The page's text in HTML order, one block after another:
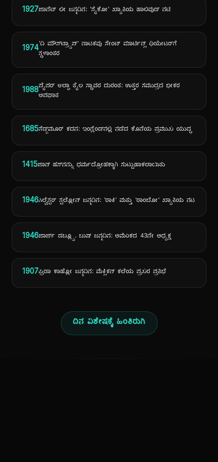
1927ಜಾನೆಟ್ ಲೀ ಜನ್ಮದಿನ: 'ಸೈಕೋ' ಖ್ಯಾತಿಯ ಹಾಲಿವುಡ್ ನಟಿ
1974'ದಿ ಮೌಸ್‌ಟ್ರ್ಯಾಪ್' ನಾಟಕವು ಸೇಂಟ್ ಮಾರ್ಟಿನ್ಸ್ ಥಿಯೇಟರ್‌ಗೆ
ಸ್ಥಳಾಂತರ
1988ಪೈಪರ್ ಆಲ್ಫಾ ತೈಲ ಸ್ಥಾವರ ದುರಂತ: ಉತ್ತರ ಸಮುದ್ರದ ಭೀಕರ
ಅಪಘಾತ
1685ಸೆಡ್ಜ್‌ಮೂರ್ ಕದನ: ಇಂಗ್ಲೆಂಡ್‌ನಲ್ಲಿ ನಡೆದ ಕೊನೆಯ ಪ್ರಮುಖ ಯುದ್ಧ
1415ಜಾನ್ ಹಸ್‌ನನ್ನು ಧರ್ಮದ್ರೋಹಕ್ಕಾಗಿ ಸುಟ್ಟುಹಾಕಲಾಯಿತು
1946ಸಿಲ್ವೆಸ್ಟರ್ ಸ್ಟಲ್ಲೋನ್ ಜನ್ಮದಿನ: 'ರಾಕಿ' ಮತ್ತು 'ರಾಂಬೋ' ಖ್ಯಾತಿಯ ನಟ
1946ಜಾರ್ಜ್ ಡಬ್ಲ್ಯೂ. ಬುಷ್ ಜನ್ಮದಿನ: ಅಮೆರಿಕದ 43ನೇ ಅಧ್ಯಕ್ಷ
1907ಫ್ರಿಡಾ ಕಾಹ್ಲೋ ಜನ್ಮದಿನ: ಮೆಕ್ಸಿಕನ್ ಕಲೆಯ ಪ್ರಖರ ಪ್ರತಿಭೆ
ದಿನ ವಿಶೇಷಕ್ಕೆ ಹಿಂತಿರುಗಿ